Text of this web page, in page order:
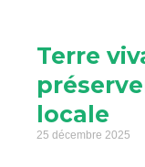
Terre
locale
25 décembre 2025